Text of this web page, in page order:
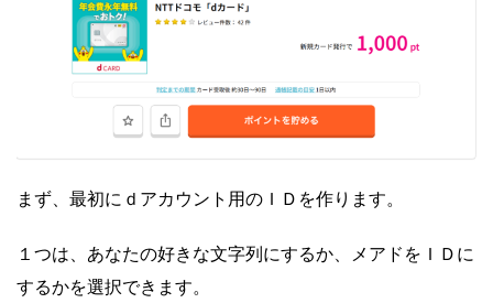
まず、最初にｄアカウント用のＩＤを作ります。
１つは、あなたの好きな文字列にするか、メアドをＩＤに
するかを選択できます。